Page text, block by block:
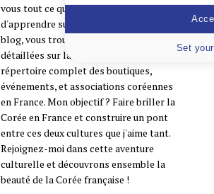
vous tout ce que je sais et continue
d'apprendre sur ce pays fascinant. Sur ce
blog, vous trouverez des informations
détaillées sur la Corée, mais aussi un
répertoire complet des boutiques,
événements, et associations coréennes
en France. Mon objectif ? Faire briller la
Corée en France et construire un pont
entre ces deux cultures que j'aime tant.
Rejoignez-moi dans cette aventure
culturelle et découvrons ensemble la
beauté de la Corée française !
Set